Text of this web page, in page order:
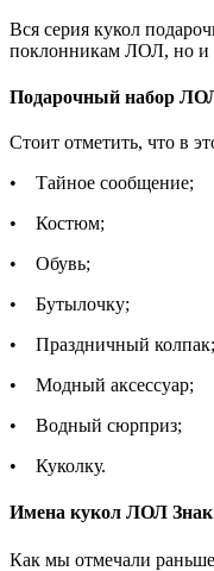
Вся серия кукол
поклонникам ЛОЛ, но и
Подарочный набор
Стоит отметить, что в
• Тайное сообщение;
• Костюм;
• Обувь;
• Бутылочку;
• Праздничный колпак;
• Модный аксессуар;
• Водный сюрприз;
• Куколку.
Имена кукол ЛОЛ Знак
Как мы отмечали